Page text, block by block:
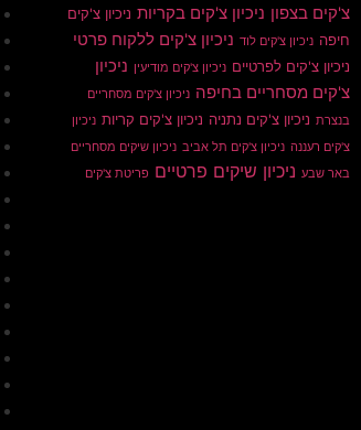
צ'קים בצפון ניכיון צ'קים בקריות ניכיון צ'קים
חיפה ניכיון צ'קים לוד ניכיון צ'קים ללקוח פרטי
ניכיון צ'קים לפרטיים ניכיון צ'קים מודיעין ניכיון
צ'קים מסחריים בחיפה ניכיון צ'קים מסחריים
בנצרת ניכיון צ'קים נתניה ניכיון צ'קים קריות ניכיון
צ'קים רעננה ניכיון צ'קים תל אביב ניכיון שיקים מסחריים
באר שבע ניכיון שיקים פרטיים פריטת צ'קים